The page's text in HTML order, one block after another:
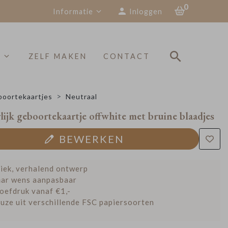
Informatie Inloggen
0
ZELF MAKEN CONTACT
Neutraal
geboortekaartje offwhite met bruine blaadjes
BEWERKEN
verhalend ontwerp
wens aanpasbaar
vanaf €1,-
uit verschillende FSC papiersoorten